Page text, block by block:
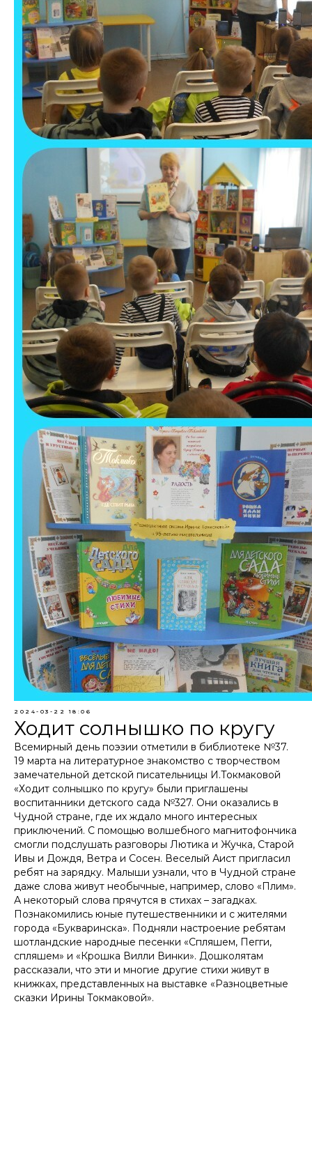
2024-03-22 18:06
Ходит солнышко по кругу
Всемирный день поэзии отметили в библиотеке №37.
19 марта на литературное знакомство с творчеством
замечательной детской писательницы И.Токмаковой
«Ходит солнышко по кругу» были приглашены
воспитанники детского сада №327. Они оказались в
Чудной стране, где их ждало много интересных
приключений. С помощью волшебного магнитофончика
смогли подслушать разговоры Лютика и Жучка, Старой
Ивы и Дождя, Ветра и Сосен. Веселый Аист пригласил
ребят на зарядку. Малыши узнали, что в Чудной стране
даже слова живут необычные, например, слово «Плим».
А некоторый слова прячутся в стихах – загадках.
Познакомились юные путешественники и с жителями
города «Букваринска». Подняли настроение ребятам
шотландские народные песенки «Спляшем, Пегги,
спляшем» и «Крошка Вилли Винки». Дошколятам
рассказали, что эти и многие другие стихи живут в
книжках, представленных на выставке «Разноцветные
сказки Ирины Токмаковой».